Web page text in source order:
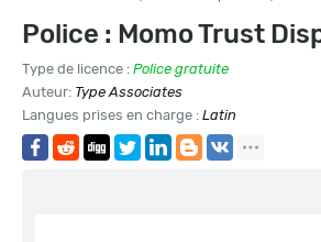
Police : Momo Trust
Type de licence : Police gratuite
Auteur: Type Associates
Langues prises en charge : Latin